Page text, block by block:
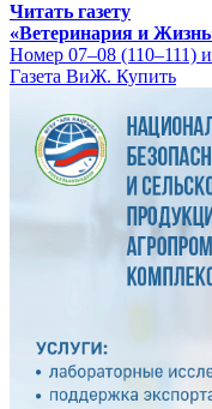
Читать газету
«Ветеринария и
Номер 07–08 (110–111)
Газета ВиЖ. Купить